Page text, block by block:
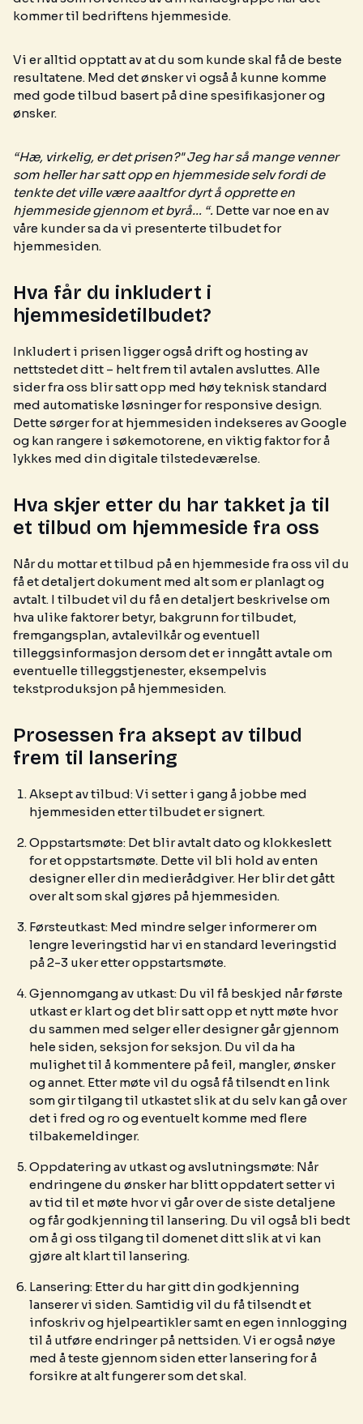
kommer til bedriftens hjemmeside.
Vi er alltid opptatt av at du som kunde skal få de beste
resultatene. Med det ønsker vi også å kunne komme
med gode tilbud basert på dine spesifikasjoner og
ønsker.
“Hæ, virkelig, er det prisen?" Jeg har så mange venner
som heller har satt opp en hjemmeside selv fordi de
tenkte det ville være aaaltfor dyrt å opprette en
hjemmeside gjennom et byrå… “. Dette var noe en av
våre kunder sa da vi presenterte tilbudet for
hjemmesiden.
Hva får du inkludert i
hjemmesidetilbudet?
Inkludert i prisen ligger også drift og hosting av
nettstedet ditt – helt frem til avtalen avsluttes. Alle
sider fra oss blir satt opp med høy teknisk standard
med automatiske løsninger for responsive design.
Dette sørger for at hjemmesiden indekseres av Google
og kan rangere i søkemotorene, en viktig faktor for å
lykkes med din digitale tilstedeværelse.
Hva skjer etter du har takket ja til
et tilbud om hjemmeside fra oss
Når du mottar et tilbud på en hjemmeside fra oss vil du
få et detaljert dokument med alt som er planlagt og
avtalt. I tilbudet vil du få en detaljert beskrivelse om
hva ulike faktorer betyr, bakgrunn for tilbudet,
fremgangsplan, avtalevilkår og eventuell
tilleggsinformasjon dersom det er inngått avtale om
eventuelle tilleggstjenester, eksempelvis
tekstproduksjon på hjemmesiden.
Prosessen fra aksept av tilbud
frem til lansering
Aksept av tilbud: Vi setter i gang å jobbe med
hjemmesiden etter tilbudet er signert.
Oppstartsmøte: Det blir avtalt dato og klokkeslett
for et oppstartsmøte. Dette vil bli hold av enten
designer eller din medierådgiver. Her blir det gått
over alt som skal gjøres på hjemmesiden.
Førsteutkast: Med mindre selger informerer om
lengre leveringstid har vi en standard leveringstid
på 2-3 uker etter oppstartsmøte.
Gjennomgang av utkast: Du vil få beskjed når første
utkast er klart og det blir satt opp et nytt møte hvor
du sammen med selger eller designer går gjennom
hele siden, seksjon for seksjon. Du vil da ha
mulighet til å kommentere på feil, mangler, ønsker
og annet. Etter møte vil du også få tilsendt en link
som gir tilgang til utkastet slik at du selv kan gå over
det i fred og ro og eventuelt komme med flere
tilbakemeldinger.
Oppdatering av utkast og avslutningsmøte: Når
endringene du ønsker har blitt oppdatert setter vi
av tid til et møte hvor vi går over de siste detaljene
og får godkjenning til lansering. Du vil også bli bedt
om å gi oss tilgang til domenet ditt slik at vi kan
gjøre alt klart til lansering.
Lansering: Etter du har gitt din godkjenning
lanserer vi siden. Samtidig vil du få tilsendt et
infoskriv og hjelpeartikler samt en egen innlogging
til å utføre endringer på nettsiden. Vi er også nøye
med å teste gjennom siden etter lansering for å
forsikre at alt fungerer som det skal.